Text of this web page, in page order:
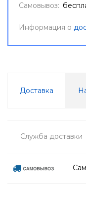
Самовывоз:
Информация о
Доставка
Служба доставки